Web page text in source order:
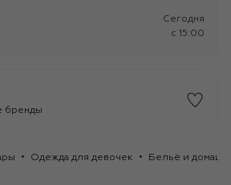
Сегодня
c 15:00
бренды
Одежда для девочек Бельё и